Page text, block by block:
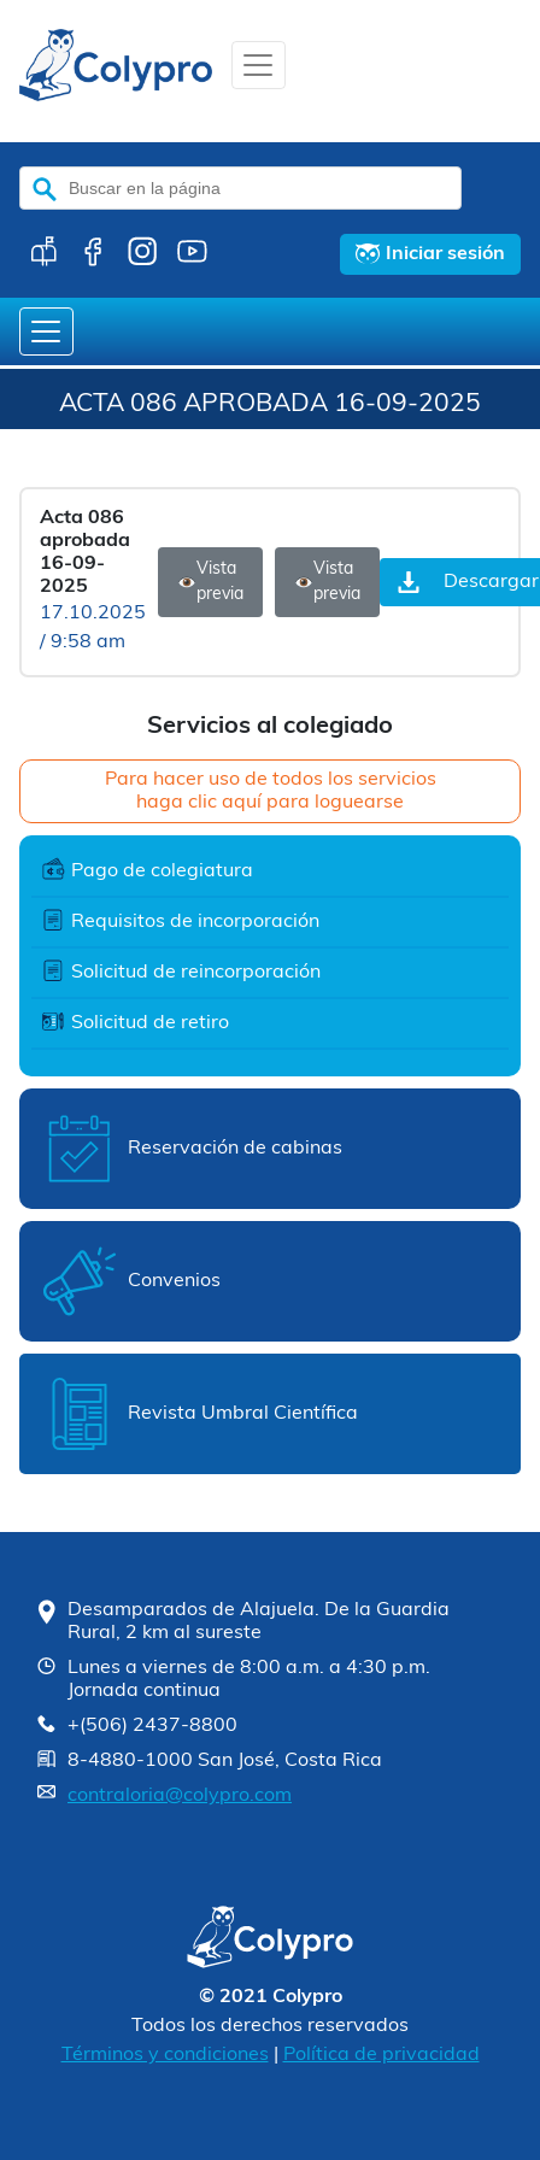
Buscar:
Iniciar sesión
ACTA 086 APROBADA 16-09-2025
Servicios al colegiado
Para hacer uso de todos los servicios
haga clic aquí para loguearse
Pago de colegiatura
Requisitos de incorporación
Solicitud de reincorporación
Solicitud de retiro
Reservación de cabinas
Convenios
Revista Umbral Científica
Acta 086
aprobada
16-09-
2025
17.10.2025
/ 9:58 am
Vista
previa
Vista
previa
Descargar
Desamparados de Alajuela. De la Guardia
Rural, 2 km al sureste
Lunes a viernes de 8:00 a.m. a 4:30 p.m.
Jornada continua
+(506) 2437-8800
8-4880-1000 San José, Costa Rica
contraloria@colypro.com
© 2021 Colypro
Todos los derechos reservados
Términos y condiciones
Política de privacidad